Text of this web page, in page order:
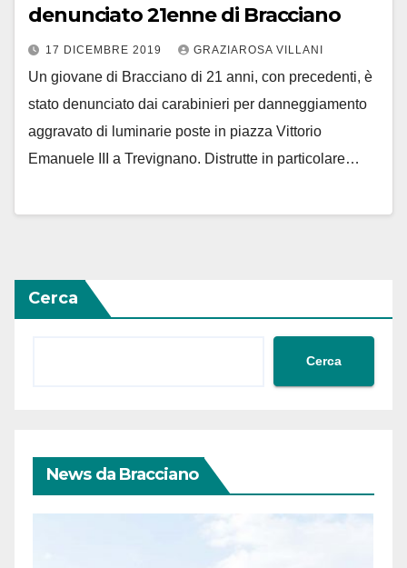
denunciato 21enne di Bracciano
17 DICEMBRE 2019 GRAZIAROSA VILLANI
Un giovane di Bracciano di 21 anni, con precedenti, è
stato denunciato dai carabinieri per danneggiamento
aggravato di luminarie poste in piazza Vittorio
Emanuele III a Trevignano. Distrutte in particolare…
Cerca
Cerca
News da Bracciano